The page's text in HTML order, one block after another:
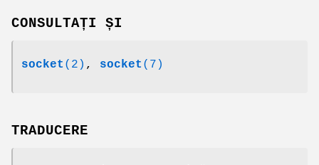
CONSULTAȚI ȘI
socket (2) , socket (7)
TRADUCERE